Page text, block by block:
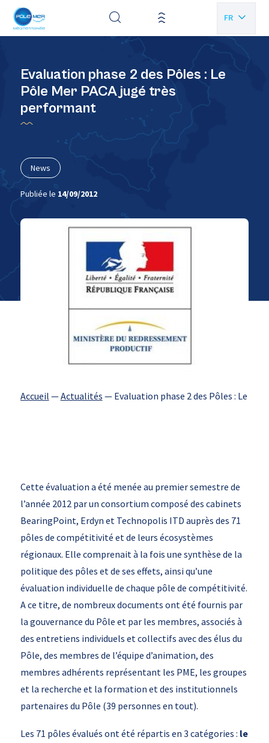
FR
Evaluation phase 2 des Pôles : Le
Pôle Mer PACA jugé très
performant
News
Publiée le 14/09/2012
Accueil —Actualités — Evaluation phase 2 des Pôles : Le
Cette évaluation a été menée au premier semestre de
l’année 2012 par un consortium composé des cabinets
BearingPoint, Erdyn et Technopolis ITD auprès des 71
pôles de compétitivité et de leurs écosystèmes
régionaux. Elle comprenait à la fois une synthèse de la
politique des pôles et de ses effets, ainsi qu’une
évaluation individuelle de chaque pôle de compétitivité.
A ce titre, de nombreux documents ont été fournis par
la gouvernance du Pôle et par les membres, associés à
des entretiens individuels et collectifs avec des élus du
Pôle, des membres de l’équipe d’animation, des
membres adhérents représentant les PME, les groupes
et la recherche et la formation et des institutionnels
partenaires du Pôle (39 personnes en tout).
Les 71 pôles évalués ont été répartis en 3 catégories : le
Panneau de gestion des cookies